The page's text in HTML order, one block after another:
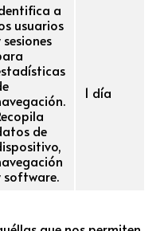
a
usuarios
sesiones
de
software.
1 día